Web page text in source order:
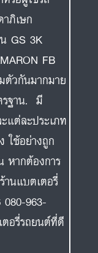
ภิเษก
GS 3K
FB
ตัวกันมากมาย
รฐาน. มี
แต่ละประเภท
ใช้อย่างถูก
หากต้องการ
านแบตเตอรี่
963-
อรี่รถยนต์ที่ดี